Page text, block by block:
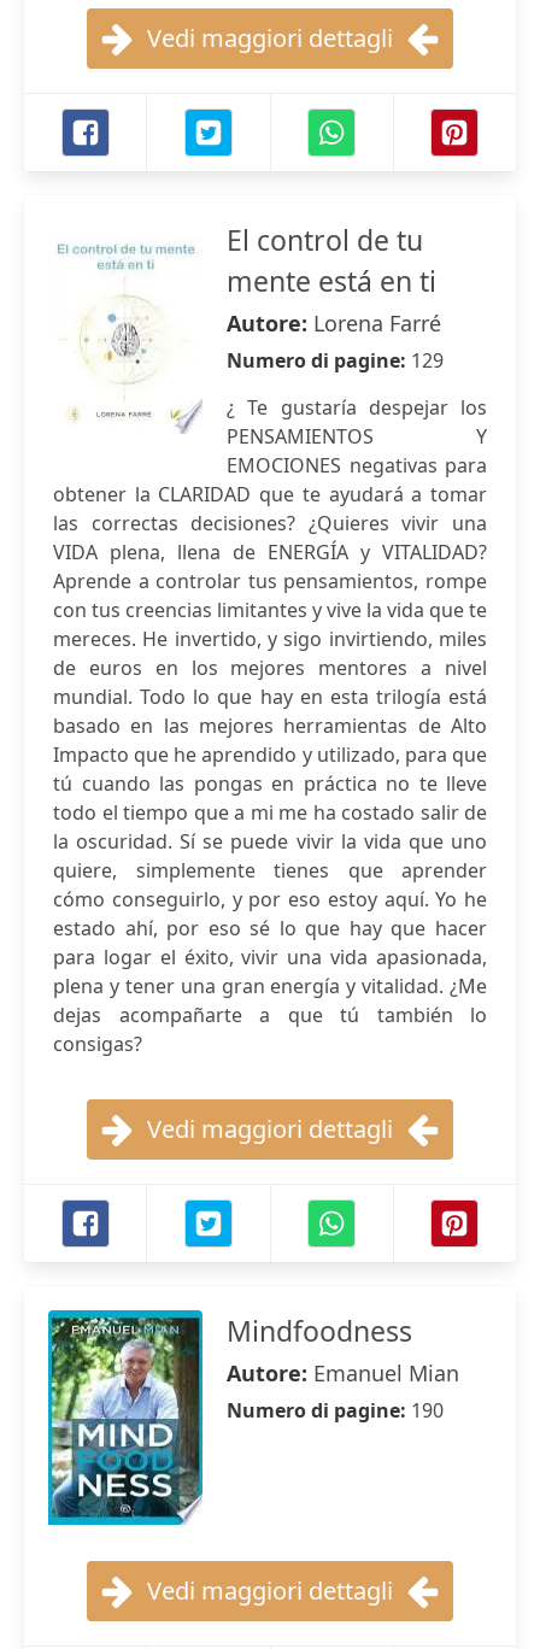
Vedi maggiori dettagli
El control de tu
mente está en ti
Autore: Lorena Farré
Numero di pagine: 129
¿ Te gustaría despejar los
PENSAMIENTOS Y
EMOCIONES negativas para
obtener la CLARIDAD que te ayudará a tomar
las correctas decisiones? ¿Quieres vivir una
VIDA plena, llena de ENERGÍA y VITALIDAD?
Aprende a controlar tus pensamientos, rompe
con tus creencias limitantes y vive la vida que te
mereces. He invertido, y sigo invirtiendo, miles
de euros en los mejores mentores a nivel
mundial. Todo lo que hay en esta trilogía está
basado en las mejores herramientas de Alto
Impacto que he aprendido y utilizado, para que
tú cuando las pongas en práctica no te lleve
todo el tiempo que a mi me ha costado salir de
la oscuridad. Sí se puede vivir la vida que uno
quiere, simplemente tienes que aprender
cómo conseguirlo, y por eso estoy aquí. Yo he
estado ahí, por eso sé lo que hay que hacer
para logar el éxito, vivir una vida apasionada,
plena y tener una gran energía y vitalidad. ¿Me
dejas acompañarte a que tú también lo
consigas?
Vedi maggiori dettagli
Mindfoodness
Autore: Emanuel Mian
Numero di pagine: 190
Vedi maggiori dettagli